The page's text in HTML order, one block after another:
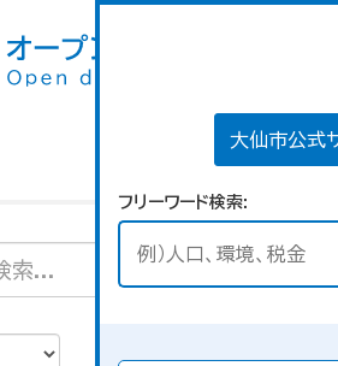
大仙市公式
フリーワード検索